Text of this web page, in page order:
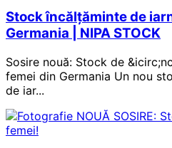
Stock încălțăminte de
Germania | NIPA STOCK
Sosire nouă: Stock de
femei din Germania Un nou
de iar...